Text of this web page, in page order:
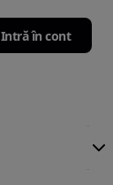
Intră în cont